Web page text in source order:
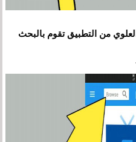
من التطبيق تقوم بالبحث